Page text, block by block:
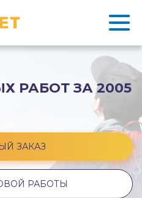
РАБОТ ЗА 2005
ЗАКАЗ
РАБОТЫ